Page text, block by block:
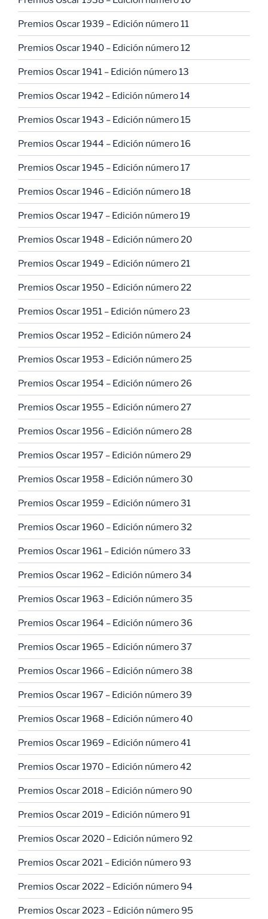
Premios Oscar 1939 – Edición número 11
Premios Oscar 1940 – Edición número 12
Premios Oscar 1941 – Edición número 13
Premios Oscar 1942 – Edición número 14
Premios Oscar 1943 – Edición número 15
Premios Oscar 1944 – Edición número 16
Premios Oscar 1945 – Edición número 17
Premios Oscar 1946 – Edición número 18
Premios Oscar 1947 – Edición número 19
Premios Oscar 1948 – Edición número 20
Premios Oscar 1949 – Edición número 21
Premios Oscar 1950 – Edición número 22
Premios Oscar 1951 – Edición número 23
Premios Oscar 1952 – Edición número 24
Premios Oscar 1953 – Edición número 25
Premios Oscar 1954 – Edición número 26
Premios Oscar 1955 – Edición número 27
Premios Oscar 1956 – Edición número 28
Premios Oscar 1957 – Edición número 29
Premios Oscar 1958 – Edición número 30
Premios Oscar 1959 – Edición número 31
Premios Oscar 1960 – Edición número 32
Premios Oscar 1961 – Edición número 33
Premios Oscar 1962 – Edición número 34
Premios Oscar 1963 – Edición número 35
Premios Oscar 1964 – Edición número 36
Premios Oscar 1965 – Edición número 37
Premios Oscar 1966 – Edición número 38
Premios Oscar 1967 – Edición número 39
Premios Oscar 1968 – Edición número 40
Premios Oscar 1969 – Edición número 41
Premios Oscar 1970 – Edición número 42
Premios Oscar 2018 – Edición número 90
Premios Oscar 2019 – Edición número 91
Premios Oscar 2020 – Edición número 92
Premios Oscar 2021 – Edición número 93
Premios Oscar 2022 – Edición número 94
Premios Oscar 2023 – Edición número 95